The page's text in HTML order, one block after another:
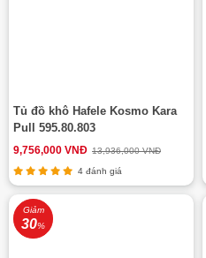
Tủ đồ khô Hafele Kosmo Kara
Pull 595.80.803
9,756,000 VNĐ 13,936,000 VNĐ
4 đánh giá
Giảm
30%